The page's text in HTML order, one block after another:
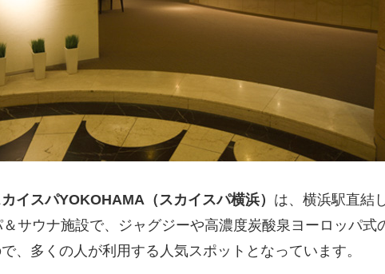
イスパYOKOHAMA（スカイスパ横浜） は、横浜駅直結
サウナ施設で、ジャグジーや高濃度炭酸泉ヨーロッパ式
、多くの人が利用する人気スポットとなっています。